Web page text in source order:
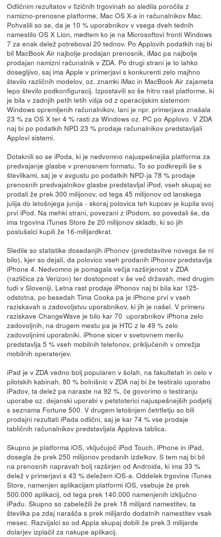
Odličnim rezultatov v fizičnih trgovinah so sledila poročila z
namizno-prenosne platforme, Mac OS X-a in računalnikov Mac.
Pohvalili so se, da je 10 % uporabnikov v vsega dveh tednih
namestilo OS X Lion, medtem ko je na Microsoftovi fronti Windows
7 za enak delež potreboval 20 tednov. Po Applovih podatkih naj bi
bil MacBook Air najbolje prodajan prenosnik, iMac pa najbolje
prodajan namizni računalnik v ZDA. Po drugi strani je to lahko
dosegljivo, saj ima Apple v primerjavi s konkurenti zelo majhno
število različnih modelov, oz. znamki iMac in MacBook Air zajameta
lepo število podkonfiguracij. Izpostavili so še hitro rast platforme, ki
je bila v zadnjih petih letih višja od z operacijskim sistemom
Windows opremljenih računalnikov, lani je npr. primerjava znašala
23 % za OS X ter 4 % rasti za Windows oz. PC po Applovo. V ZDA
naj bi po podatkih NPD 23 % prodaje računalnikov predstavljali
Applovi sistemi.
Dotaknili so se iPoda, ki je nedvomno najuspešnejša platforma za
predvajanje glasbe v prenosnem formatu. To so podkrepili še s
številkami, saj je v avgustu po podatkih NPD-ja 78 % prodaje
prenosnih predvajalnikov glasbe predstavljal iPod, vseh skupaj so
prodali že prek 300 milijonov, od tega 45 milijonov od lanskega
julija do letošnjega junija - skoraj polovica teh kupcev je kupila svoj
prvi iPod. Na mehki strani, povezani z iPodom, so povedali še, da
ima trgovina iTunes Store že 20 milijonov skladb, ki so jih
poslušalci kupili že 16-milijardkrat.
Sledile so statistike dosedanjih iPhonov (predstavitve novega še ni
bilo), kjer so dejali, da polovico vseh prodanih iPhonov predstavlja
iPhone 4. Nedvomno je pomagala večja razširjenost v ZDA
(različica za Verizon) ter dostopnost v še več državah, med drugim
tudi v Sloveniji. Letna rast prodaje iPhonov naj bi bila kar 125-
odstotna, po besedah Tima Cooka pa je iPhone prvi v vseh
raziskavah o zadovoljstvu uporabnikov, ki jih je našel. V primeru
raziskave ChangeWave je bilo kar 70 uporabnikov iPhona zelo
zadovoljnih, na drugem mestu pa je HTC z le 49 % zelo
zadovoljnimi uporabniki. iPhone sicer v svetovnem merilu
predstavlja 5 % vseh mobilnih telefonov, priključenih v omrežja
mobilnih operaterjev.
iPad je v ZDA vedno bolj popularen v šolah, na fakultetah in celo v
pilotskih kabinah. 80 % bolnišnic v ZDA naj bi že testiralo uporabo
iPadov, ta delež pa naraste na 92 %, če govorimo o testiranju
uporabe oz. dejanski uporabi v petstoterici najuspešnejših podjetij
s seznama Fortune 500. V drugem letošnjem četrtletju so bili
prodajni rezultati iPada odlični, saj je kar 74 % vse prodaje
tabličnih računalnikov predstavljala Applova tablica.
Skupno je platforma iOS, vključujoč iPod Touch, iPhone in iPad,
dosegla že prek 250 milijonov prodanih izdelkov. S tem naj bi bil
na prenosnih napravah bolj razširjen od Androida, ki ima 33 %
delež v primerjavi s 43 % deležem iOS-a. Oddelek trgovine iTunes
Store, namenjen aplikacijam platformi iOS, vsebuje že prek
500.000 aplikacij, od tega prek 140.000 namenjenih izključno
iPadu. Skupno so zabeležili že prek 18 milijard namestitev, ta
številka pa zdaj narašča s prek milijardo dodatnih namestitev vsak
mesec. Razvijalci so od Appla skupaj dobili že prek 3 milijarde
dolarjev izplačil za nakupe aplikacij.